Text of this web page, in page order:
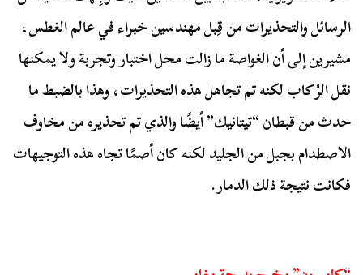
الرسائل والتحذيرات من قِبل مهندسين خبراء في عالم الغطس،
مشيرين إلى أن الغواصة ما زالت محل اختبار وتجربة ولا يمكنها
نقل الرُكاب لكنه تم تجاهل هذه التحذيرات، وهذا بالضبط ما
حدث من قبطان “تيتانيك” أيضًا والذي تم تحذيره من مخاوف
الاصطدام بجبل من الجليد لكنه كان أصمًا تجاه هذه التوجيهات
فكانت نتيجة ذلك الدمار.